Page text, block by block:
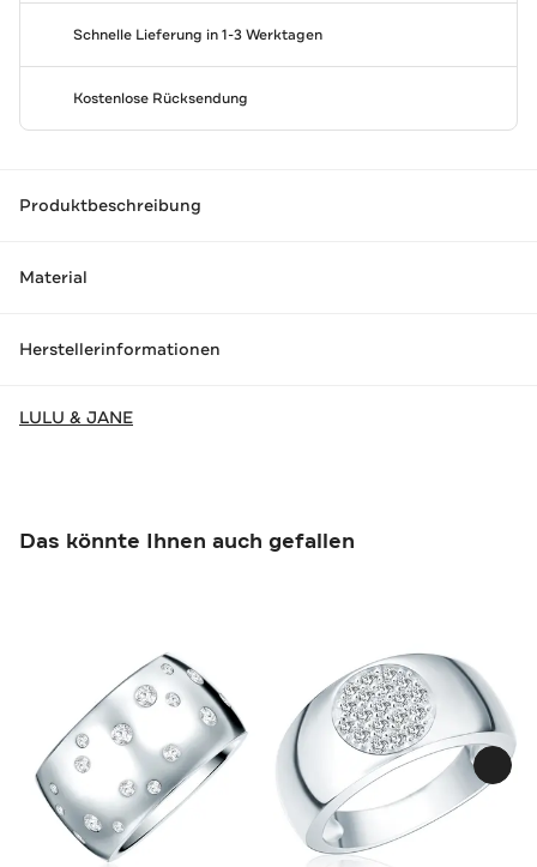
Schnelle Lieferung in 1-3 Werktagen
Kostenlose Rücksendung
Produktbeschreibung
Material
Herstellerinformationen
LULU & JANE
Das könnte Ihnen auch gefallen